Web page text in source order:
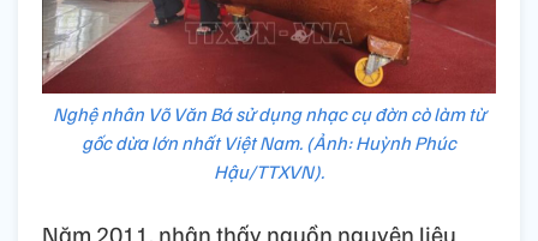
Nghệ nhân Võ Văn Bá sử dụng nhạc cụ đờn cò làm từ
gốc dừa lớn nhất Việt Nam. (Ảnh: Huỳnh Phúc
Hậu/TTXVN).
Năm 2011, nhận thấy nguồn nguyên liệu